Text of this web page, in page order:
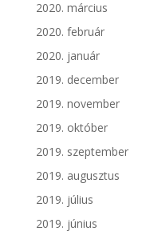
2020. március
2020. február
2020. január
2019. december
2019. november
2019. október
2019. szeptember
2019. augusztus
2019. július
2019. június